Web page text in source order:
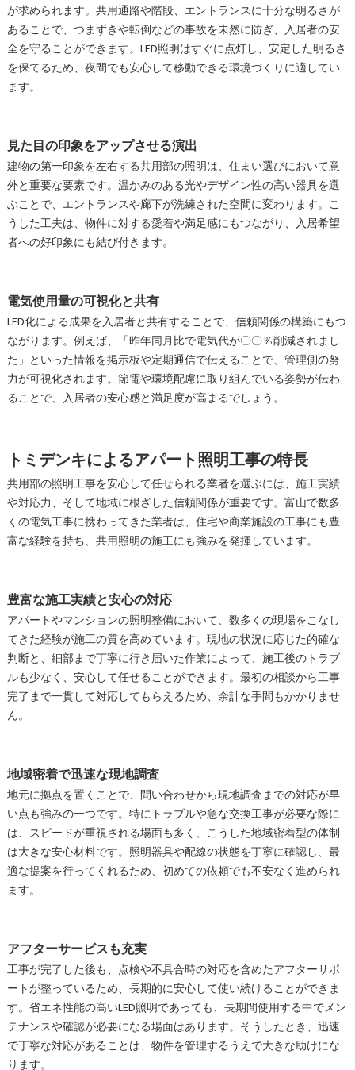
が求められます。共用通路や階段、エントランスに十分な明るさが
あることで、つまずきや転倒などの事故を未然に防ぎ、入居者の安
全を守ることができます。LED照明はすぐに点灯し、安定した明るさ
を保てるため、夜間でも安心して移動できる環境づくりに適してい
ます。
見た目の印象をアップさせる演出
建物の第一印象を左右する共用部の照明は、住まい選びにおいて意
外と重要な要素です。温かみのある光やデザイン性の高い器具を選
ぶことで、エントランスや廊下が洗練された空間に変わります。こ
うした工夫は、物件に対する愛着や満足感にもつながり、入居希望
者への好印象にも結び付きます。
電気使用量の可視化と共有
LED化による成果を入居者と共有することで、信頼関係の構築にもつ
ながります。例えば、「昨年同月比で電気代が〇〇％削減されまし
た」といった情報を掲示板や定期通信で伝えることで、管理側の努
力が可視化されます。節電や環境配慮に取り組んでいる姿勢が伝わ
ることで、入居者の安心感と満足度が高まるでしょう。
トミデンキによるアパート照明工事の特長
共用部の照明工事を安心して任せられる業者を選ぶには、施工実績
や対応力、そして地域に根ざした信頼関係が重要です。富山で数多
くの電気工事に携わってきた業者は、住宅や商業施設の工事にも豊
富な経験を持ち、共用照明の施工にも強みを発揮しています。
豊富な施工実績と安心の対応
アパートやマンションの照明整備において、数多くの現場をこなし
てきた経験が施工の質を高めています。現地の状況に応じた的確な
判断と、細部まで丁寧に行き届いた作業によって、施工後のトラブ
ルも少なく、安心して任せることができます。最初の相談から工事
完了まで一貫して対応してもらえるため、余計な手間もかかりませ
ん。
地域密着で迅速な現地調査
地元に拠点を置くことで、問い合わせから現地調査までの対応が早
い点も強みの一つです。特にトラブルや急な交換工事が必要な際に
は、スピードが重視される場面も多く、こうした地域密着型の体制
は大きな安心材料です。照明器具や配線の状態を丁寧に確認し、最
適な提案を行ってくれるため、初めての依頼でも不安なく進められ
ます。
アフターサービスも充実
工事が完了した後も、点検や不具合時の対応を含めたアフターサポ
ートが整っているため、長期的に安心して使い続けることができま
す。省エネ性能の高いLED照明であっても、長期間使用する中でメン
テナンスや確認が必要になる場面はあります。そうしたとき、迅速
で丁寧な対応があることは、物件を管理するうえで大きな助けにな
ります。